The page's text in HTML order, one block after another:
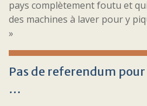
pays complètement foutu et
des machines à laver pour y
»
Pas de referendum
…